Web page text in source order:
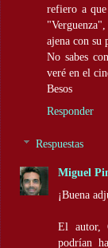
refiero a
ajena con su
No sabes
veré en el
Besos
Responder
Respuestas
Miguel
¡Buena
El autor,
podrían